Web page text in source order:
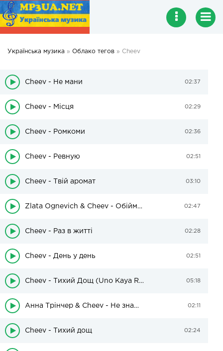
Українська музика » Облако тегов » Cheev
Cheev - Не мани 02:37
Cheev - Місця 02:29
Cheev - Ромкоми 02:36
Cheev - Ревную 02:51
Cheev - Твій аромат 03:10
Zlata Ognevich & Cheev - Обійми-обійми 02:47
Cheev - Раз в житті 02:28
Cheev - День у день 02:51
Cheev - Тихий Дощ (Uno Kaya Remix) 05:18
Анна Трінчер & Cheev - Не знаю (BID0NCI0N REMIX) 02:11
Cheev - Тихий дощ 02:24